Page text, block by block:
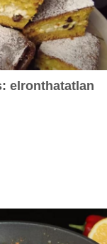
elronthatatlan